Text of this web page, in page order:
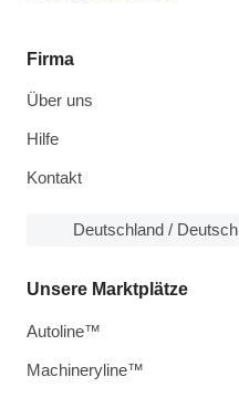
Firma
Über uns
Hilfe
Kontakt
Deutschland / Deutsch
Unsere Marktplätze
Autoline™
Machineryline™